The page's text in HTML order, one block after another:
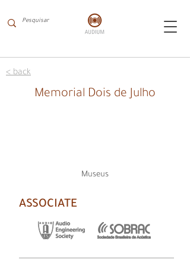
< back
Memorial Dois de Julho
Museus
ASSOCIATE